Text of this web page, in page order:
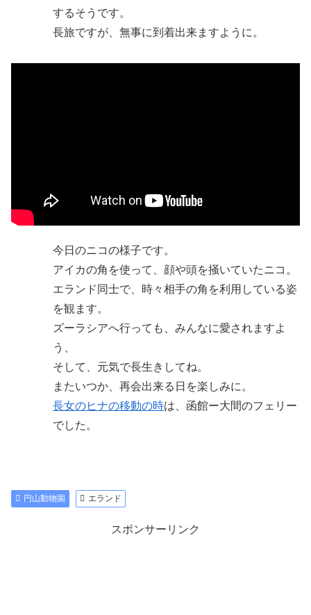
するそうです。
長旅ですが、無事に到着出来ますように。
今日のニコの様子です。
アイカの角を使って、顔や頭を掻いていたニコ。
エランド同士で、時々相手の角を利用している姿
を観ます。
ズーラシアへ行っても、みんなに愛されますよ
う、
そして、元気で長生きしてね。
またいつか、再会出来る日を楽しみに。
長女のヒナの移動の時は、函館ー大間のフェリー
でした。
円山動物園 エランド
スポンサーリンク